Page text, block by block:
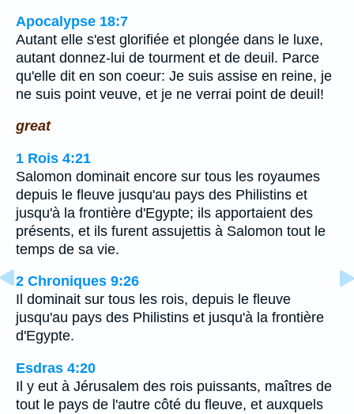
Apocalypse 18:7
Autant elle s'est glorifiée et plongée dans le luxe,
autant donnez-lui de tourment et de deuil. Parce
qu'elle dit en son coeur: Je suis assise en reine, je
ne suis point veuve, et je ne verrai point de deuil!
great
1 Rois 4:21
Salomon dominait encore sur tous les royaumes
depuis le fleuve jusqu'au pays des Philistins et
jusqu'à la frontière d'Egypte; ils apportaient des
présents, et ils furent assujettis à Salomon tout le
temps de sa vie.
2 Chroniques 9:26
Il dominait sur tous les rois, depuis le fleuve
jusqu'au pays des Philistins et jusqu'à la frontière
d'Egypte.
Esdras 4:20
Il y eut à Jérusalem des rois puissants, maîtres de
tout le pays de l'autre côté du fleuve, et auxquels